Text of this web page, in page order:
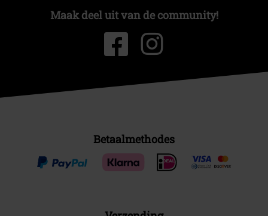
Maak deel uit van de community!
Betaalmethodes